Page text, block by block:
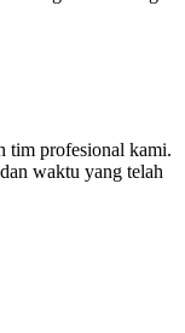
tim profesional kami.
waktu yang telah